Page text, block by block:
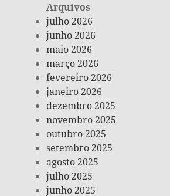
Arquivos
julho 2026
junho 2026
maio 2026
março 2026
fevereiro 2026
janeiro 2026
dezembro 2025
novembro 2025
outubro 2025
setembro 2025
agosto 2025
julho 2025
junho 2025